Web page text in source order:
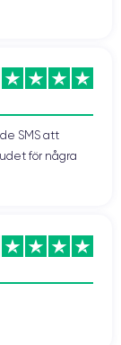
SMS att
för några